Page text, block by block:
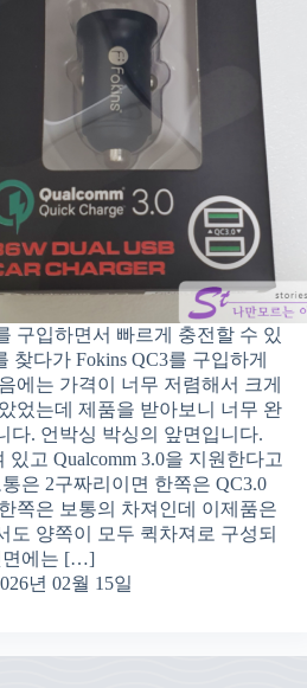
구입하면서 빠르게 충전할 수 있
찾다가 Fokins QC3를 구입하게
에는 가격이 너무 저렴해서 크게
었는데 제품을 받아보니 너무 완
다. 언박싱 박싱의 앞면입니다.
있고 Qualcomm 3.0을 지원한다고
은 2구짜리이면 한쪽은 QC3.0
쪽은 보통의 차져인데 이제품은
도 양쪽이 모두 퀵차져로 구성되
면에는 […]
년 02월 15일